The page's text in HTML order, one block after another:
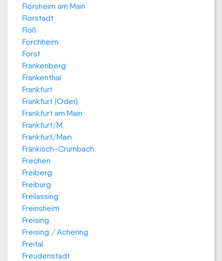
Flörsheim am Main
Florstadt
Floß
Forchheim
Forst
Frankenberg
Frankenthal
Frankfurt
Frankfurt (Oder)
Frankfurt am Main
Frankfurt/M.
Frankfurt/Main
Fränkisch-Crumbach
Frechen
Freiberg
Freiburg
Freilassing
Freinsheim
Freising
Freising / Achering
Freital
Freudenstadt